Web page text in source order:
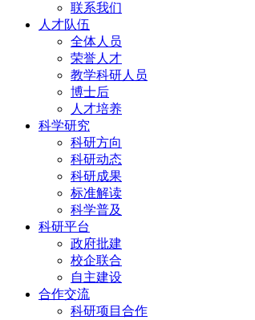
联系我们
人才队伍
全体人员
荣誉人才
教学科研人员
博士后
人才培养
科学研究
科研方向
科研动态
科研成果
标准解读
科学普及
科研平台
政府批建
校企联合
自主建设
合作交流
科研项目合作